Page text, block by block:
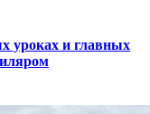
уроках и главных